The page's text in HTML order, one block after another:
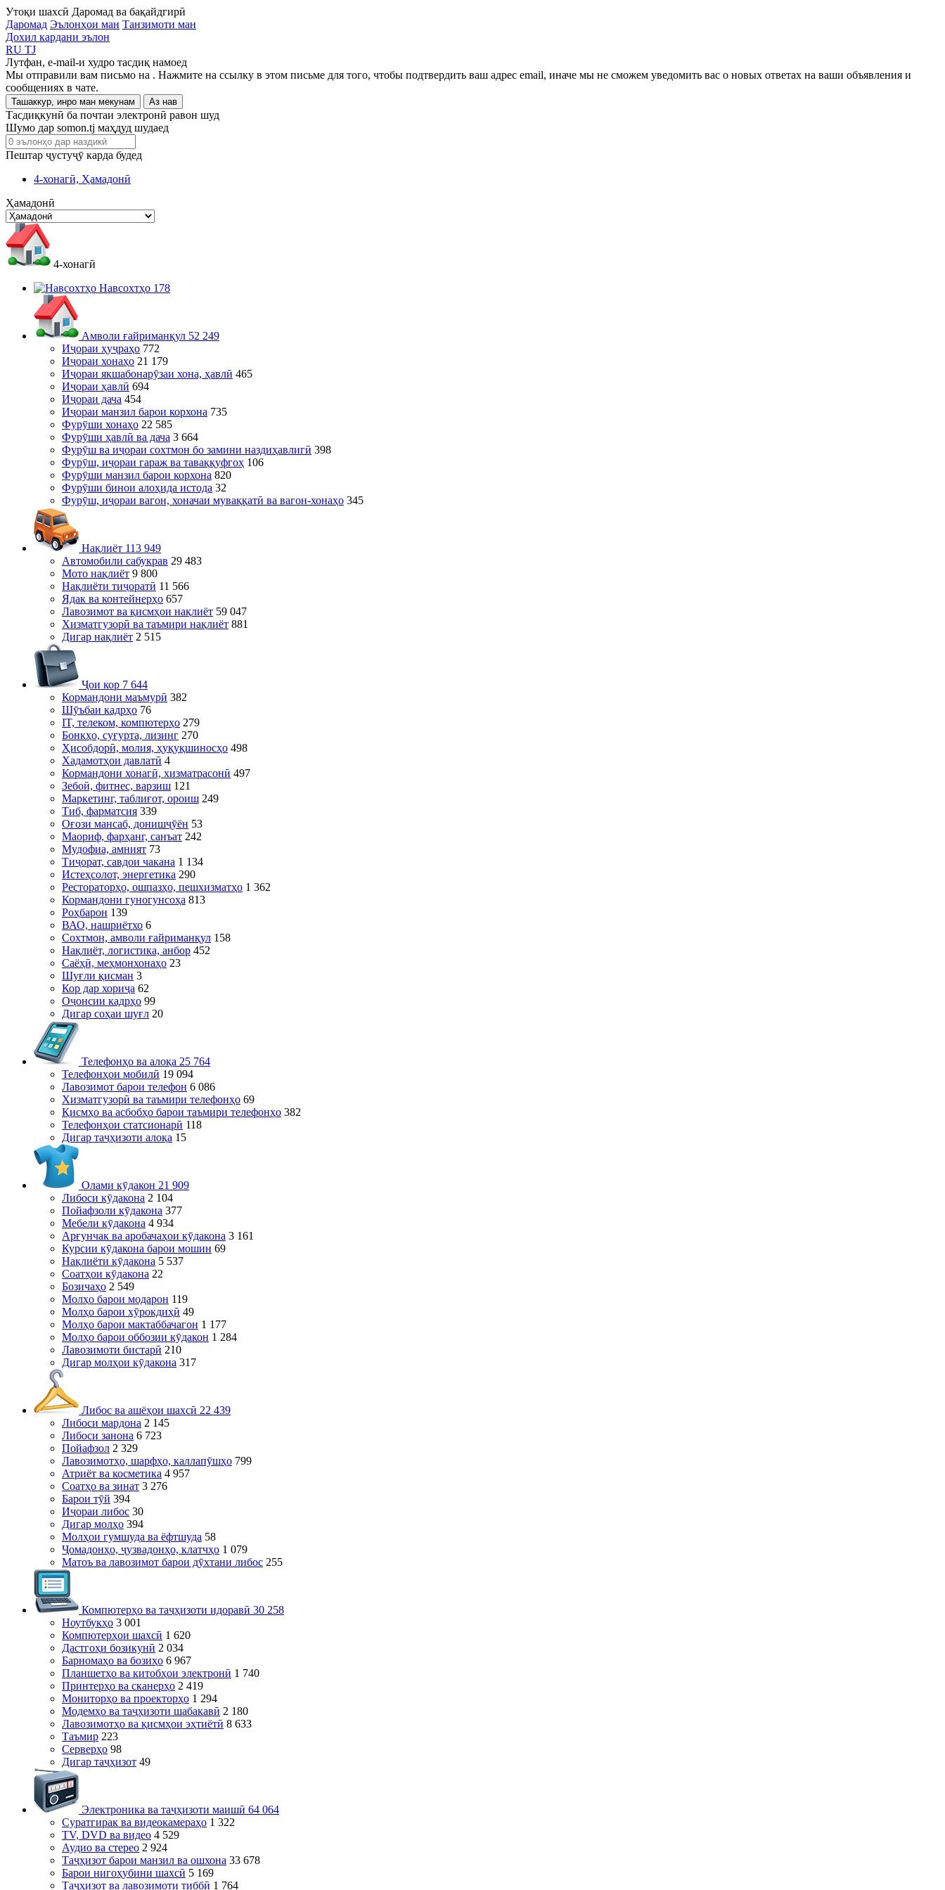
Утоқи шахсӣ Даромад ва бақайдгирӣ
Даромад Эълонҳои ман Танзимоти ман
Дохил кардани эълон
RU TJ
Лутфан, e-mail-и худро тасдиқ намоед
Мы отправили вам письмо на . Нажмите на ссылку в этом письме для того, чтобы подтвердить ваш адрес email, иначе мы не сможем уведомить вас о новых ответах на ваши объявления и
сообщениях в чате.
Ташаккур, инро ман мекунам Аз нав
Тасдиқкунӣ ба почтаи электронӣ равон шуд
Шумо дар somon.tj маҳдуд шудаед
Пештар ҷустуҷӯ карда будед
4-хонагӣ, Ҳамадонӣ
Ҳамадонӣ
4-хонагӣ
Навсохтҳо 178
Амволи ғайриманқул 52 249
Иҷораи ҳуҷраҳо 772
Иҷораи хонаҳо 21 179
Иҷораи якшабонарӯзаи хона, ҳавлӣ 465
Иҷораи ҳавлӣ 694
Иҷораи дача 454
Иҷораи манзил барои корхона 735
Фурӯши хонаҳо 22 585
Фурӯши ҳавлӣ ва дача 3 664
Фурӯш ва иҷораи сохтмон бо замини наздиҳавлигӣ 398
Фурӯш, иҷораи гараж ва таваққуфгоҳ 106
Фурӯши манзил барои корхона 820
Фурӯши бинои алоҳида истода 32
Фурӯш, иҷораи вагон, хоначаи муваққатӣ ва вагон-хонаҳо 345
Нақлиёт 113 949
Автомобили сабукрав 29 483
Мото нақлиёт 9 800
Нақлиёти тиҷоратӣ 11 566
Ядак ва контейнерҳо 657
Лавозимот ва қисмҳои нақлиёт 59 047
Хизматгузорӣ ва таъмири нақлиёт 881
Дигар нақлиёт 2 515
Ҷои кор 7 644
Кормандони маъмурӣ 382
Шӯъбаи кадрҳо 76
IT, телеком, компютерҳо 279
Бонкҳо, суғурта, лизинг 270
Ҳисобдорӣ, молия, ҳуқуқшиносҳо 498
Хадамотҳои давлатӣ 4
Кормандони хонагӣ, хизматрасонӣ 497
Зебоӣ, фитнес, варзиш 121
Маркетинг, таблиғот, ороиш 249
Тиб, фарматсия 339
Оғози мансаб, донишҷӯён 53
Маориф, фарҳанг, санъат 242
Мудофиа, амният 73
Тиҷорат, савдои чакана 1 134
Истеҳсолот, энергетика 290
Рестораторҳо, ошпазҳо, пешхизматҳо 1 362
Кормандони гуногунсоҳа 813
Роҳбарон 139
ВАО, нашриётхо 6
Сохтмон, амволи ғайриманқул 158
Нақлиёт, логистика, анбор 452
Саёҳӣ, меҳмонхонаҳо 23
Шуғли қисман 3
Кор дар хориҷа 62
Оҷонсии кадрҳо 99
Дигар соҳаи шуғл 20
Телефонҳо ва алоқа 25 764
Телефонҳои мобилӣ 19 094
Лавозимот барои телефон 6 086
Хизматгузорӣ ва таъмири телефонҳо 69
Қисмҳо ва асбобҳо барои таъмири телефонҳо 382
Телефонҳои статсионарӣ 118
Дигар таҷҳизоти алоқа 15
Олами кӯдакон 21 909
Либоси кӯдакона 2 104
Пойафзоли кӯдакона 377
Мебели кӯдакона 4 934
Арғунчак ва аробачаҳои кӯдакона 3 161
Курсии кӯдакона барои мошин 69
Нақлиёти кӯдакона 5 537
Соатҳои кӯдакона 22
Бозичаҳо 2 549
Молҳо барои модарон 119
Молҳо барои хӯрокдиҳӣ 49
Молҳо барои мактаббачагон 1 177
Молҳо барои оббозии кӯдакон 1 284
Лавозимоти бистарӣ 210
Дигар молҳои кӯдакона 317
Либос ва ашёҳои шахсӣ 22 439
Либоси мардона 2 145
Либоси занона 6 723
Пойафзол 2 329
Лавозимотҳо, шарфҳо, каллапӯшҳо 799
Атриёт ва косметика 4 957
Соатҳо ва зинат 3 276
Барои тӯй 394
Иҷораи либос 30
Дигар молҳо 394
Молҳои гумшуда ва ёфтшуда 58
Ҷомадонҳо, ҷузвадонҳо, клатчҳо 1 079
Матоъ ва лавозимот барои дӯхтани либос 255
Компютерҳо ва таҷҳизоти идоравӣ 30 258
Ноутбукҳо 3 001
Компютерҳои шахсӣ 1 620
Дастгоҳи бозикунӣ 2 034
Барномаҳо ва бозиҳо 6 967
Планшетҳо ва китобҳои электронӣ 1 740
Принтерҳо ва сканерҳо 2 419
Мониторҳо ва проекторҳо 1 294
Модемҳо ва таҷҳизоти шабакавӣ 2 180
Лавозимотҳо ва қисмҳои эҳтиётӣ 8 633
Таъмир 223
Серверҳо 98
Дигар таҷҳизот 49
Электроника ва таҷҳизоти маишӣ 64 064
Суратгирак ва видеокамераҳо 1 322
TV, DVD ва видео 4 529
Аудио ва стерео 2 924
Таҷҳизот барои манзил ва ошхона 33 678
Барои нигоҳубини шахсӣ 5 169
Таҷҳизот ва лавозимоти тиббӣ 1 764